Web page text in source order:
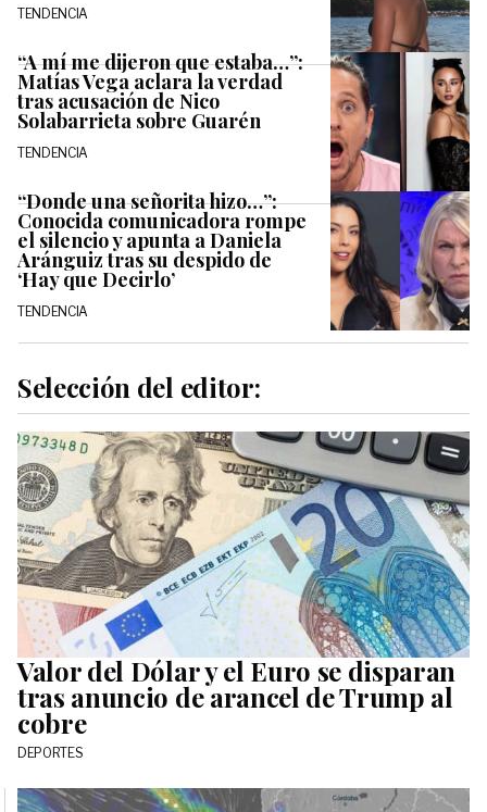
TENDENCIA
“A mí me dijeron que estaba…”:
Matías Vega aclara la verdad
tras acusación de Nico
Solabarrieta sobre Guarén
TENDENCIA
“Donde una señorita hizo…”:
Conocida comunicadora rompe
el silencio y apunta a Daniela
Aránguiz tras su despido de
‘Hay que Decirlo’
TENDENCIA
Selección del editor:
Valor del Dólar y el Euro se disparan
tras anuncio de arancel de Trump al
cobre
DEPORTES